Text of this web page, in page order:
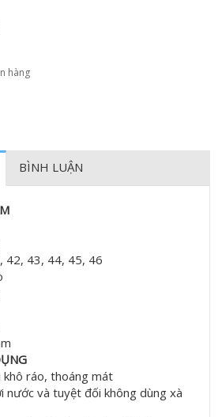
hàng
BÌNH LUẬN
42, 43, 44, 45, 46
ráo, thoáng mát
nước và tuyệt đối không dùng xà